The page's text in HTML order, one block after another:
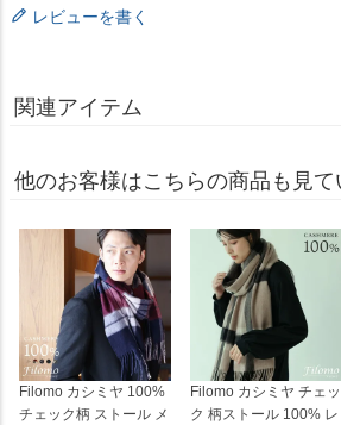
レビューを書く
関連アイテム
他のお客様はこちらの商品も見て
Filomo カシミヤ 100%
チェック柄 ストール メ
Filomo カシミヤ チェッ
ク 柄ストール 100% レ